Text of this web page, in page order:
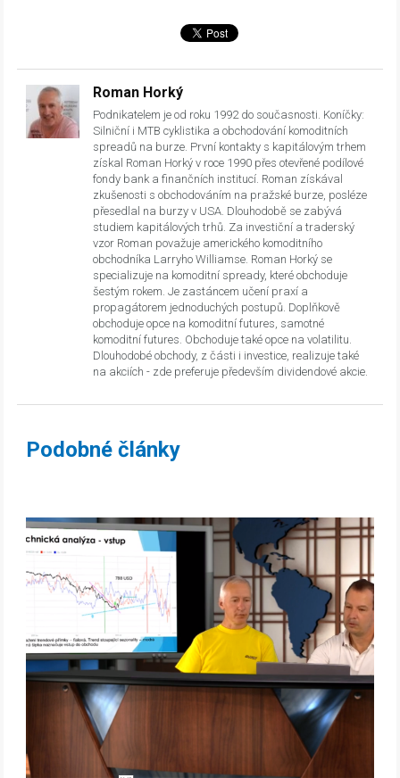
Roman Horký
Podnikatelem je od roku 1992 do současnosti. Koníčky:
Silniční i MTB cyklistika a obchodování komoditních
spreadů na burze. První kontakty s kapitálovým trhem
získal Roman Horký v roce 1990 přes otevřené podílové
fondy bank a finančních institucí. Roman získával
zkušenosti s obchodováním na pražské burze, posléze
přesedlal na burzy v USA. Dlouhodobě se zabývá
studiem kapitálových trhů. Za investiční a traderský
vzor Roman považuje amerického komoditního
obchodníka Larryho Williamse. Roman Horký se
specializuje na komoditní spready, které obchoduje
šestým rokem. Je zastáncem učení praxí a
propagátorem jednoduchých postupů. Doplňkově
obchoduje opce na komoditní futures, samotné
komoditní futures. Obchoduje také opce na volatilitu.
Dlouhodobé obchody, z části i investice, realizuje také
na akciích - zde preferuje především dividendové akcie.
Podobné články